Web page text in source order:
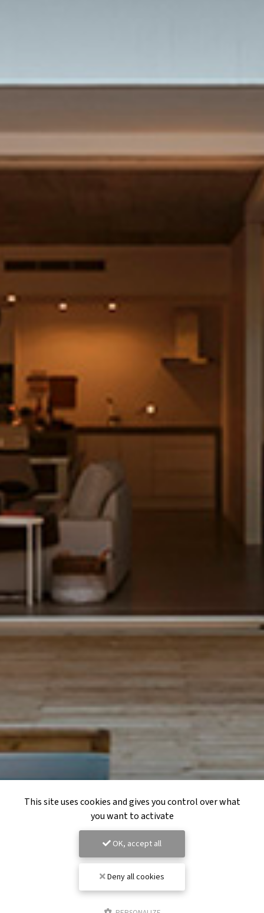
This site uses cookies and gives you control over what
you want to activate
OK, accept all
Deny all cookies